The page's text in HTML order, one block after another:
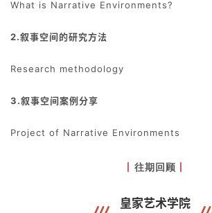
What is Narrative Environments?
2.叙事空间的研究方法
Research methodology
3.叙事空间案例分享
Project of Narrative Environments
往期回顾
皇家艺术学院